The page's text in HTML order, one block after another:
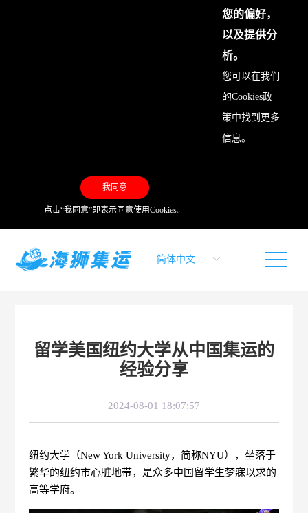
您的偏好，
以及提供分
析。
您可以在我们
的Cookies政
策中找到更多
信息。
我同意
点击“我同意”即表示同意使用Cookies。
留学美国纽约大学从中国集运的
经验分享
2024-08-01 18:07:57
纽约大学（New York University，简称NYU），坐落于
繁华的纽约市心脏地带，是众多中国留学生梦寐以求的
高等学府。